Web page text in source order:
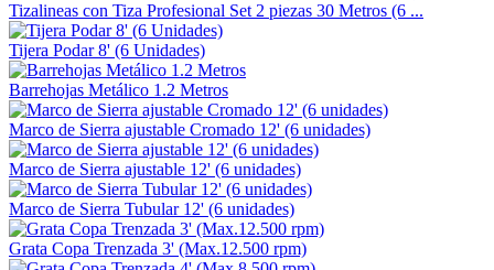
Tizalineas con Tiza Profesional Set 2 piezas 30 Metros (6 ...
Tijera Podar 8' (6 Unidades)
Barrehojas Metálico 1.2 Metros
Marco de Sierra ajustable Cromado 12' (6 unidades)
Marco de Sierra ajustable 12' (6 unidades)
Marco de Sierra Tubular 12' (6 unidades)
Grata Copa Trenzada 3' (Max.12.500 rpm)